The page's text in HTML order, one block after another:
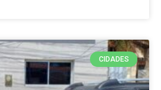
CIDADES